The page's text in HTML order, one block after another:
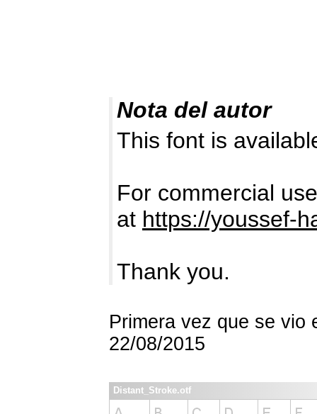
Nota del autor
This font is
For commercial
at https://youssef-
Thank you.
Primera vez que se vio
22/08/2015
Distant_Stroke.otf